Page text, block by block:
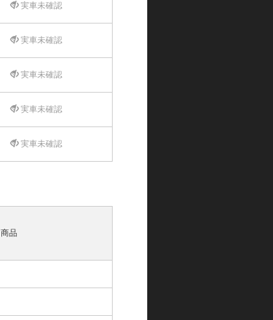
実車未確認
実車未確認
実車未確認
実車未確認
実車未確認
商品